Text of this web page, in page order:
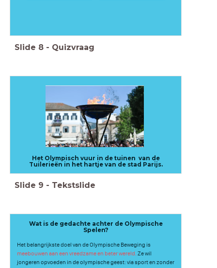
Slide 8 - Quizvraag
Het Olympisch vuur in de tuinen van de
Tuilerieën in het hartje van de stad Parijs.
Slide 9 - Tekstslide
Wat is de gedachte achter de Olympische
Spelen?
Het belangrijkste doel van de Olympische Beweging is
meebouwen aan een vreedzame en beter wereld. Ze wil
jongeren opvoeden in de olympische geest: via sport en zonder